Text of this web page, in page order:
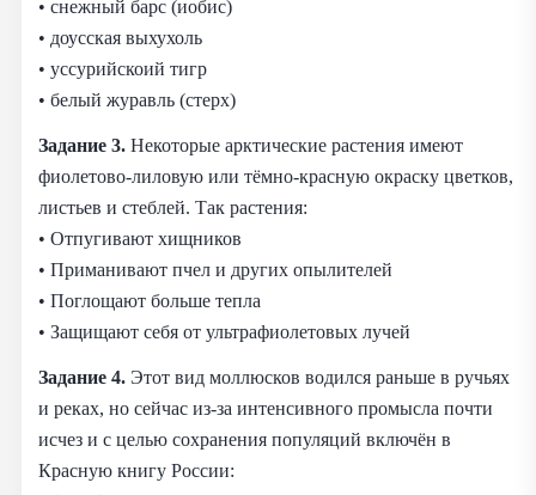
• снежный барс (иобис)
• доусская выхухоль
• уссурийскоий тигр
• белый журавль (стерх)
Задание 3. Некоторые арктические растения имеют
фиолетово-лиловую или тёмно-красную окраску цветков,
листьев и стеблей. Так растения:
• Отпугивают хищников
• Приманивают пчел и других опылителей
• Поглощают больше тепла
• Защищают себя от ультрафиолетовых лучей
Задание 4. Этот вид моллюсков водился раньше в ручьях
и реках, но сейчас из-за интенсивного промысла почти
исчез и с целью сохранения популяций включён в
Красную книгу России: